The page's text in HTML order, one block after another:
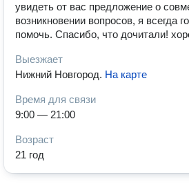
увидеть от вас предложение о
возникновении вопросов, я всегда
помочь. Спасибо, что дочитали!
Выезжает
Нижний Новгород. На карте
Время для связи
9:00 — 21:00
Возраст
21 год